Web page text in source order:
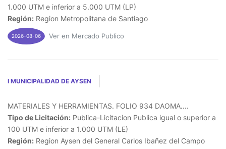
1.000 UTM e inferior a 5.000 UTM (LP)
Región: Region Metropolitana de Santiago
2026-08-06 Ver en Mercado Publico
I MUNICIPALIDAD DE AYSEN
MATERIALES Y HERRAMIENTAS. FOLIO 934 DAOMA....
Tipo de Licitación: Publica-Licitacion Publica igual o superior a
100 UTM e inferior a 1.000 UTM (LE)
Región: Region Aysen del General Carlos Ibañez del Campo